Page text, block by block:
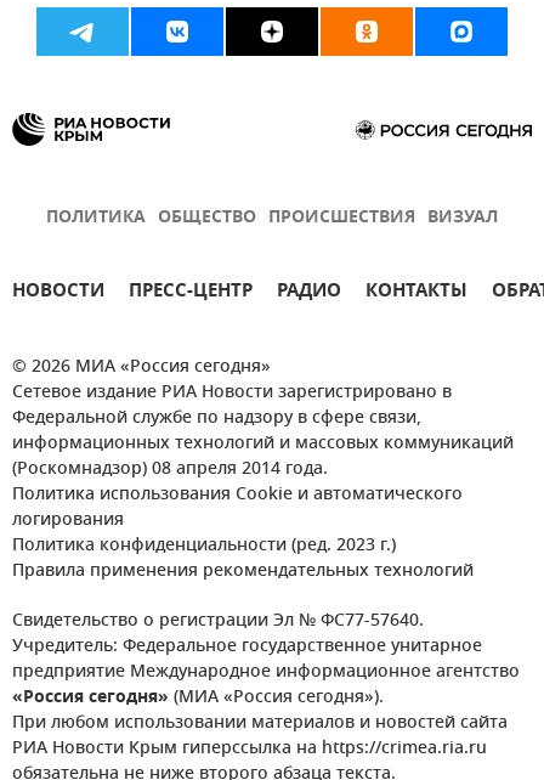
ПОЛИТИКА ОБЩЕСТВО ПРОИСШЕСТВИЯ ВИЗУАЛ
НОВОСТИ ПРЕСС-ЦЕНТР РАДИО КОНТАКТЫ
© 2026 МИА «Россия сегодня»
Сетевое издание РИА Новости зарегистрировано в
Федеральной службе по надзору в сфере связи,
информационных технологий и массовых коммуникаций
(Роскомнадзор) 08 апреля 2014 года.
Политика использования Cookie и автоматического
логирования
Политика конфиденциальности (ред. 2023 г.)
Правила применения рекомендательных технологий
Свидетельство о регистрации Эл № ФС77-57640.
Учредитель: Федеральное государственное унитарное
предприятие Международное информационное агентство
«Россия сегодня» (МИА «Россия сегодня»).
При любом использовании материалов и новостей сайта
РИА Новости Крым гиперссылка на https://crimea.ria.ru